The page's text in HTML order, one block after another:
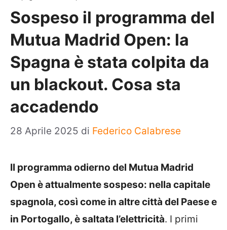
Sospeso il programma del
Mutua Madrid Open: la
Spagna è stata colpita da
un blackout. Cosa sta
accadendo
28 Aprile 2025 di Federico Calabrese
Il programma odierno del Mutua Madrid
Open è attualmente sospeso: nella capitale
spagnola, così come in altre città del Paese e
in Portogallo, è saltata l’elettricità. I primi